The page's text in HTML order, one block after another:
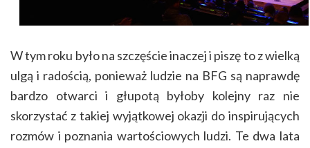
W tym roku było na szczęście inaczej i piszę to z wielką
ulgą i radością, ponieważ ludzie na BFG są naprawdę
bardzo otwarci i głupotą byłoby kolejny raz nie
skorzystać z takiej wyjątkowej okazji do inspirujących
rozmów i poznania wartościowych ludzi. Te dwa lata